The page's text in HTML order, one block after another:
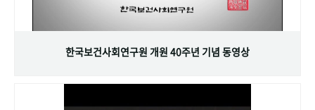
한국보건사회연구원 개원 40주년 기념 동영상